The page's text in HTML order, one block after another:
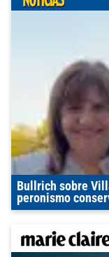
Bullrich sobre
peronismo